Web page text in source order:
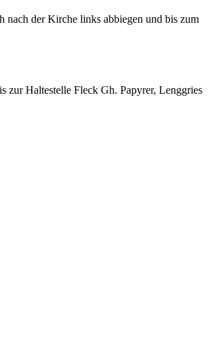
der Kirche links abbiegen und bis zum
zur Haltestelle Fleck Gh. Papyrer, Lenggries